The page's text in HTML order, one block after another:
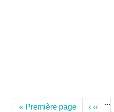
« Première page ‹ ‹‹
…